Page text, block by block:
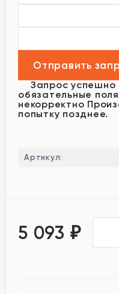
Запрос успешно
обязательные поля
некорректно
попытку позднее.
Артикул:
5 093 ₽